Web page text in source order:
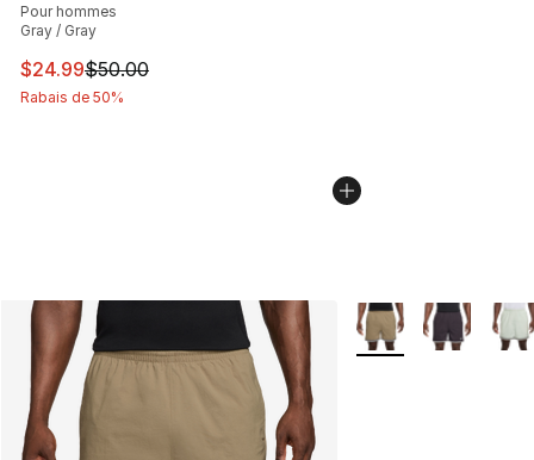
Pour hommes
Gray / Gray
Cet article est en solde. Le prix est passé de $50.00 à
$24.99$50.00
Rabais de 50%
Plus de couleurs